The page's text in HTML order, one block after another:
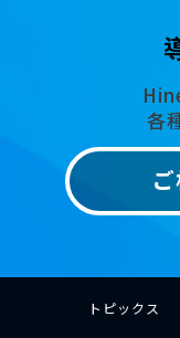
各
トピックス